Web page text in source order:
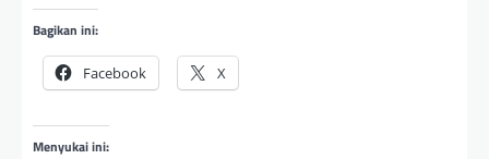
Bagikan ini:
Facebook X
Menyukai ini: